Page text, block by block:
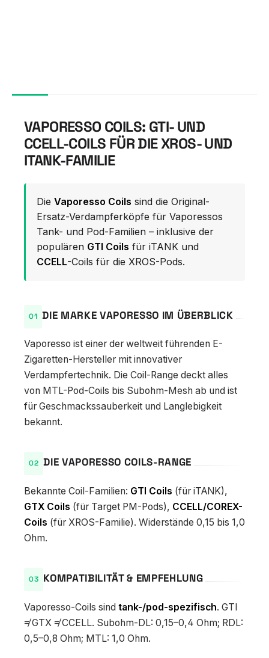
VAPORESSO COILS: GTI- UND
CCELL-COILS FÜR DIE XROS- UND
ITANK-FAMILIE
Die Vaporesso Coils sind die Original-
Ersatz-Verdampferköpfe für Vaporessos
Tank- und Pod-Familien – inklusive der
populären GTI Coils für iTANK und
CCELL-Coils für die XROS-Pods.
DIE MARKE VAPORESSO IM ÜBERBLICK
Vaporesso ist einer der weltweit führenden E-
Zigaretten-Hersteller mit innovativer
Verdampfertechnik. Die Coil-Range deckt alles
von MTL-Pod-Coils bis Subohm-Mesh ab und ist
für Geschmackssauberkeit und Langlebigkeit
bekannt.
DIE VAPORESSO COILS-RANGE
Bekannte Coil-Familien: GTI Coils (für iTANK),
GTX Coils (für Target PM-Pods), CCELL/COREX-
Coils (für XROS-Familie). Widerstände 0,15 bis 1,0
Ohm.
KOMPATIBILITÄT & EMPFEHLUNG
Vaporesso-Coils sind tank-/pod-spezifisch. GTI
≠ GTX ≠ CCELL. Subohm-DL: 0,15–0,4 Ohm; RDL:
0,5–0,8 Ohm; MTL: 1,0 Ohm.